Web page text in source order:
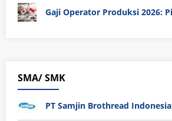
SMA/ SMK
PT Samjin Brothread Indonesia